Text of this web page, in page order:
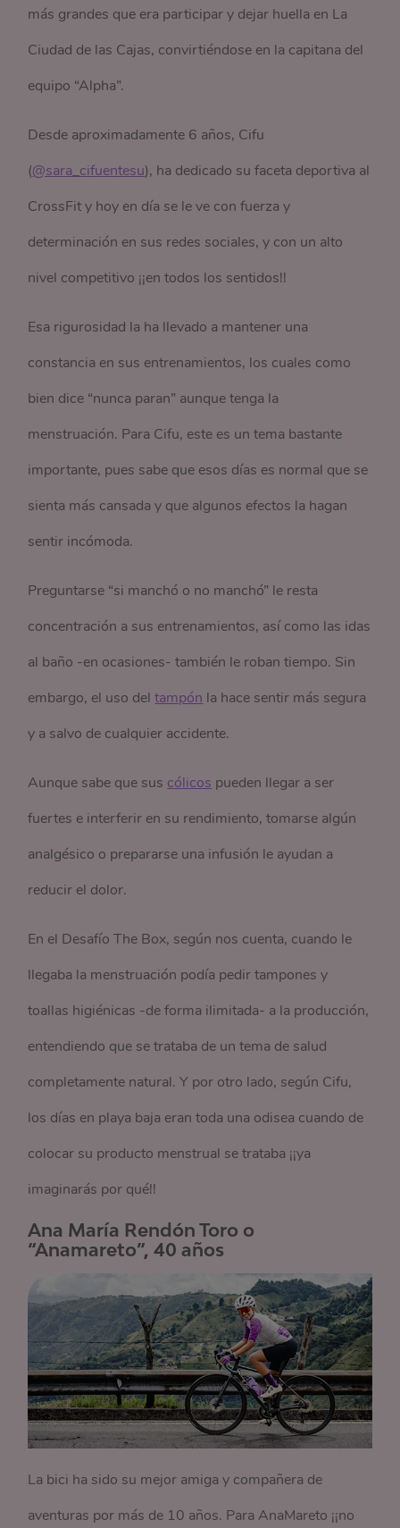
más grandes que era participar y dejar huella en La
Ciudad de las Cajas, convirtiéndose en la capitana del
equipo “Alpha”.
Desde aproximadamente 6 años, Cifu
(@sara_cifuentesu), ha dedicado su faceta deportiva al
CrossFit y hoy en día se le ve con fuerza y
determinación en sus redes sociales, y con un alto
nivel competitivo ¡¡en todos los sentidos!!
Esa rigurosidad la ha llevado a mantener una
constancia en sus entrenamientos, los cuales como
bien dice “nunca paran” aunque tenga la
menstruación. Para Cifu, este es un tema bastante
importante, pues sabe que esos días es normal que se
sienta más cansada y que algunos efectos la hagan
sentir incómoda.
Preguntarse “si manchó o no manchó” le resta
concentración a sus entrenamientos, así como las idas
al baño -en ocasiones- también le roban tiempo. Sin
embargo, el uso deltampón la hace sentir más segura
y a salvo de cualquier accidente.
Aunque sabe que sus cólicos pueden llegar a ser
fuertes e interferir en su rendimiento, tomarse algún
analgésico o prepararse una infusión le ayudan a
reducir el dolor.
En el Desafío The Box, según nos cuenta, cuando le
llegaba la menstruación podía pedir tampones y
toallas higiénicas -de forma ilimitada- a la producción,
entendiendo que se trataba de un tema de salud
completamente natural. Y por otro lado, según Cifu,
los días en playa baja eran toda una odisea cuando de
colocar su producto menstrual se trataba ¡¡ya
imaginarás por qué!!
Ana María Rendón Toro o
“Anamareto”, 40 años
La bici ha sido su mejor amiga y compañera de
aventuras por más de 10 años. Para AnaMareto ¡¡no